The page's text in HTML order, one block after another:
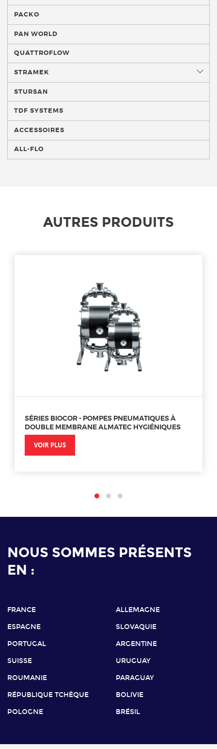
PACKO
PAN WORLD
QUATTROFLOW
STRAMEK
STURSAN
TDF SYSTEMS
ACCESSOIRES
ALL-FLO
AUTRES PRODUITS
SÉRIES BIOCOR - POMPES PNEUMATIQUES À
DOUBLE MEMBRANE ALMATEC HYGIÉNIQUES
VOIR PLUS
NOUS SOMMES PRÉSENTS
EN :
FRANCE
ESPAGNE
PORTUGAL
SUISSE
ROUMANIE
RÉPUBLIQUE TCHÈQUE
POLOGNE
ALLEMAGNE
SLOVAQUIE
ARGENTINE
URUGUAY
PARAGUAY
BOLIVIE
BRÉSIL